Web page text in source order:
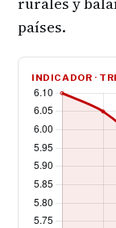
países.
INDICADOR ·